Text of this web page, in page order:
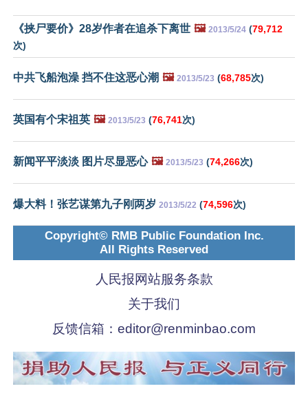
《挟尸要价》28岁作者在追杀下离世 🖼️ 2013/5/24 (79,712
次)
中共飞船泡澡 挡不住这恶心潮 🖼️ 2013/5/23 (68,785次)
英国有个宋祖英 🖼️ 2013/5/23 (76,741次)
新闻平平淡淡 图片尽显恶心 🖼️ 2013/5/23 (74,266次)
爆大料！张艺谋第九子刚两岁 2013/5/22 (74,596次)
Copyright© RMB Public Foundation Inc.
All Rights Reserved
人民报网站服务条款
关于我们
反馈信箱： editor@renminbao.com